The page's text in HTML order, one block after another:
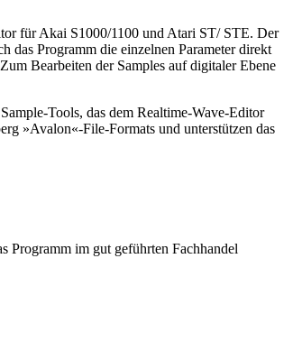
für Akai S1000/1100 und Atari ST/ STE. Der
das Programm die einzelnen Parameter direkt
Bearbeiten der Samples auf digitaler Ebene
Tools, das dem Realtime-Wave-Editor
»Avalon«-File-Formats und unterstützen das
Programm im gut geführten Fachhandel